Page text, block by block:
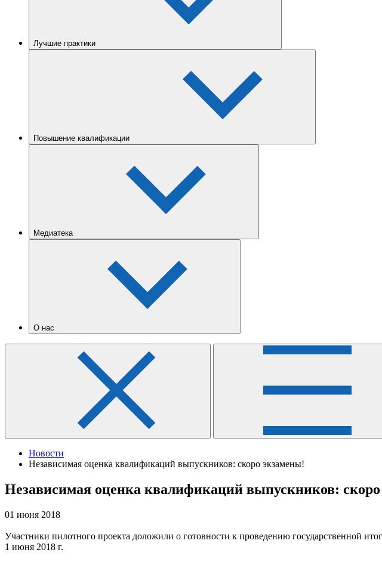
Лучшие практики
Повышение квалификации
Медиатека
О нас
Новости
Независимая оценка квалификаций выпускников: скоро экзамены!
Независимая оценка квалификаций выпускников:
01 июня 2018
Участники пилотного проекта доложили о готовности к проведению государственной
1 июня 2018 г.